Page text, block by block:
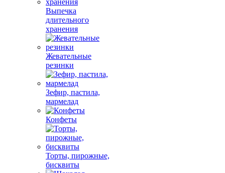
Выпечка
длительного
хранения
Жевательные
резинки
Зефир, пастила,
мармелад
Конфеты
Торты, пирожные,
бисквиты